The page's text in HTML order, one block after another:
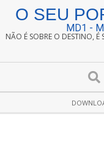
O SEU
MD1 -
NÃO É SOBRE O DESTINO, É
Navigation